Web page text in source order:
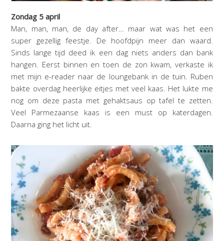
Zondag 5 april
Man, man, man, de day after… maar wat was het een
super gezellig feestje. De hoofdpijn meer dan waard.
Sinds lange tijd deed ik een dag niets anders dan bank
hangen. Eerst binnen en toen de zon kwam, verkaste ik
met mijn e-reader naar de loungebank in de tuin. Ruben
bakte overdag heerlijke eitjes met veel kaas. Het lukte me
nog om deze pasta met gehaktsaus op tafel te zetten.
Veel Parmezaanse kaas is een must op katerdagen.
Daarna ging het licht uit.